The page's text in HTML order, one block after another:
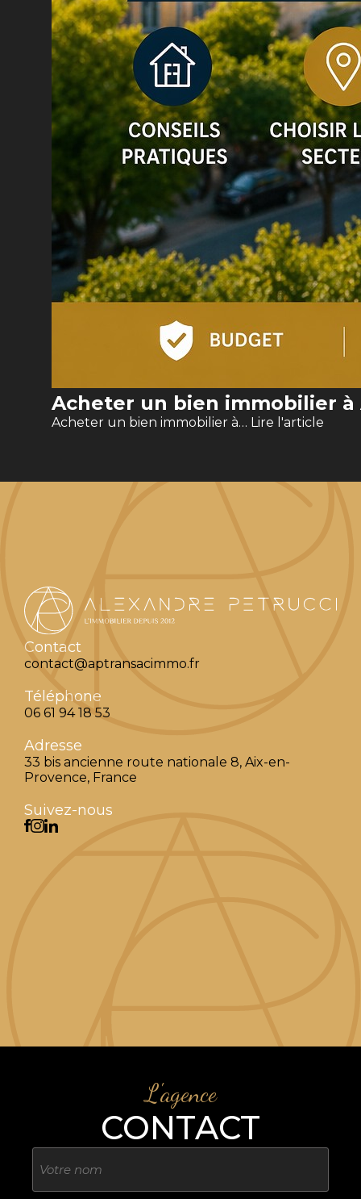
Acheter un bien immobilier
Acheter un bien immobilier à… Lire l'article
Contact
contact@aptransacimmo.fr
Téléphone
06 61 94 18 53
Adresse
33 bis ancienne route nationale 8, Aix-en-
Provence, France
Suivez-nous
L'agence
CONTACT
Nom